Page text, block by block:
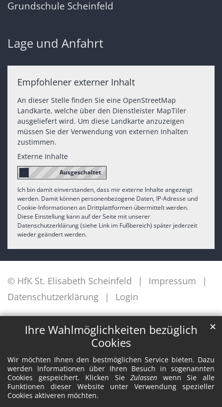
Ihre Wahlmöglichkeiten bezüglich
Cookies
Wir möchten Ihnen den bestmöglichen Service bieten. Dazu
werden Informationen über Ihren Besuch in sogenannten
Cookies gespeichert. Klicken SieZulassen wenn Sie alle
Funktionen dieser Website unter Verwendung spezieller
Cookies aktiveren möchten.
✕
Grundschule Scheinfeld
Lage und Anfahrt
Empfohlener externer Inhalt
An dieser Stelle finden Sie eine OpenStreetMap
Landkarte, welche über den Dienstleister MapTiler
ausgeliefert wird. Um diese Landkarte anzuzeigen
müssen Sie der Verwendung von externen Inhalten
zustimmen.
Externe Inhalte
Ich bin damit einverstanden, dass mir externe Inhalte angezeigt
werden. Damit können personenbezogene Daten, IP-Adresse und
Cookie-Informationen an Drittplattformen übermittelt werden.
Diese Einstellung kann auf der Seite mit unserer
Datenschutzerklärung (siehe Link im Fußbereich) später jederzeit
wieder geändert werden.
© HfK St. Elisabeth Scheinfeld
Impressum
Datenschutzerklärung
Login